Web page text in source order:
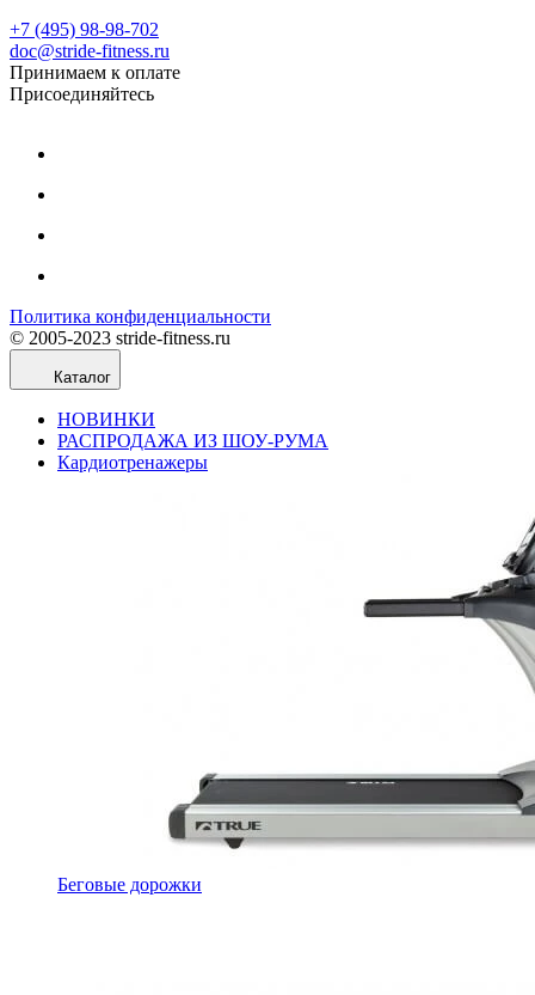
+7 (495) 98-98-702
doc@stride-fitness.ru
Принимаем к оплате
Присоединяйтесь
Политика конфиденциальности
© 2005-2023 stride-fitness.ru
Каталог
НОВИНКИ
РАСПРОДАЖА ИЗ ШОУ-РУМА
Кардиотренажеры
Беговые дорожки